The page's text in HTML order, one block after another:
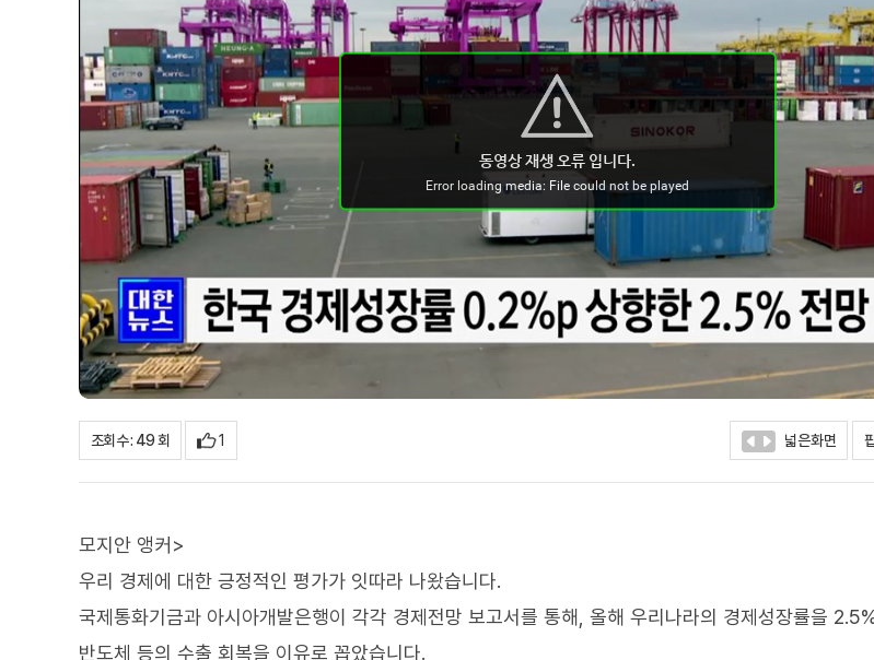
조회수 : 49 회 1 넓은화면
모지안 앵커>
우리 경제에 대한 긍정적인 평가가 잇따라 나왔습니다.
국제통화기금과 아시아개발은행이 각각 경제전망 보고서를 통해, 올해 우리나라의 경제성장률을
반도체 등의 수출 회복을 이유로 꼽았습니다.